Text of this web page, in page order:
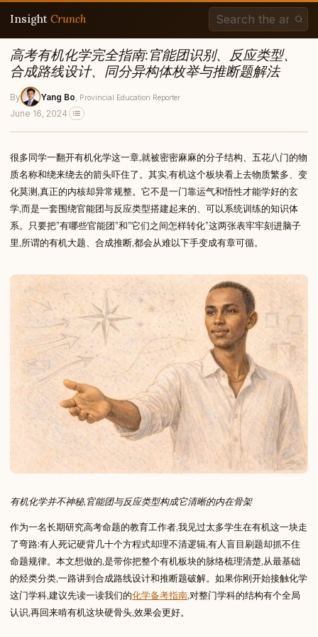
Insight Crunch
高考有机化学完全指南:官能团识别、反应类型、
合成路线设计、同分异构体枚举与推断题解法
By Yang Bo , Provincial Education Reporter
June 16, 2024
很多同学一翻开有机化学这一章,就被密密麻麻的分子结构、五花八门的物
质名称和绕来绕去的箭头吓住了。其实,有机这个板块看上去物质繁多、变
化莫测,真正的内核却异常规整。它不是一门靠运气和悟性才能学好的玄
学,而是一套围绕官能团与反应类型搭建起来的、可以系统训练的知识体
系。只要把”有哪些官能团”和”它们之间怎样转化”这两张表牢牢刻进脑子
里,所谓的有机大题、合成推断,都会从难以下手变成有章可循。
有机化学并不神秘,官能团与反应类型构成它清晰的内在骨架
作为一名长期研究高考命题的教育工作者,我见过太多学生在有机这一块走
了弯路:有人死记硬背几十个方程式却理不清逻辑,有人盲目刷题却抓不住
命题规律。本文想做的,是带你把整个有机板块的脉络梳理清楚,从最基础
的烃类分类,一路讲到合成路线设计和推断题破解。如果你刚开始接触化学
这门学科,建议先读一读我们的化学备考指南,对整门学科的结构有个全局
认识,再回来啃有机这块硬骨头,效果会更好。